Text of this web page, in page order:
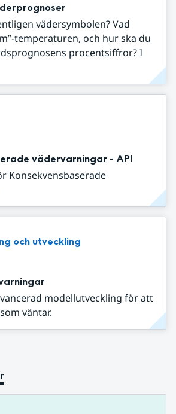
vädersymbolen? Vad
temperaturen, och hur ska du
procentsiffror? I
vädervarningar - API
Konsekvensbaserade
och utveckling
modellutveckling för att
väntar.